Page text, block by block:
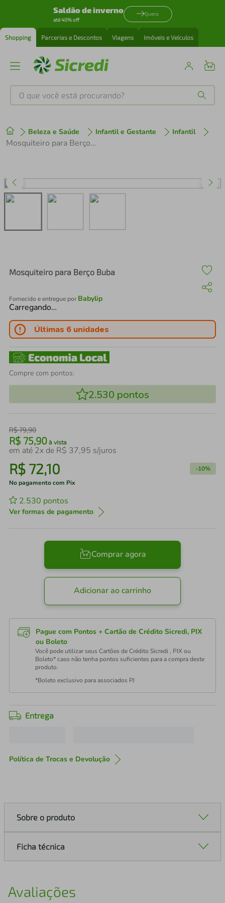
Saldão de inverno
até 40% off
Quero
Shopping Parcerias e Descontos Viagens Imóveis e Veículos
O que você está procurando?
Beleza e Saúde Infantil e Gestante Infantil
Mosquiteiro para Berço Buba
Mosquiteiro para Berço Buba
Fornecido e entregue por Babylip
Carregando…
Últimas 6 unidades
Compre com pontos:
2.530 pontos
R$79,90
R$ 75,90 à vista
em até 2x de R$ 37,95 s/juros
R$ 72,10 -10%
No pagamento com Pix
2.530 pontos
Ver formas de pagamento
Comprar agora
Adicionar ao carrinho
Pague com Pontos + Cartão de Crédito Sicredi, PIX
ou Boleto
Você pode utilizar seus Cartões de Crédito Sicredi , PIX ou
Boleto* caso não tenha pontos suficientes para a compra deste
produto.
*Boleto exclusivo para associados PJ
Entrega
Política de Trocas e Devolução
Sobre o produto
Ficha técnica
Avaliações
1º tenis
perfume